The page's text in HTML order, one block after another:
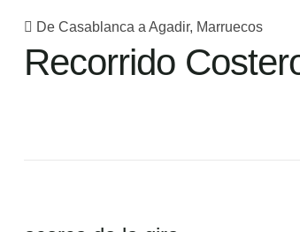
De Casablanca a Agadir, Marruecos
Recorrido